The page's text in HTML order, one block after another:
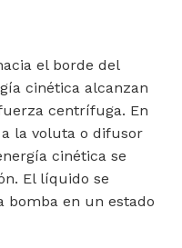
el borde del
cinética alcanzan
centrífuga. En
la voluta o difusor
cinética se
El líquido se
bomba en un estado